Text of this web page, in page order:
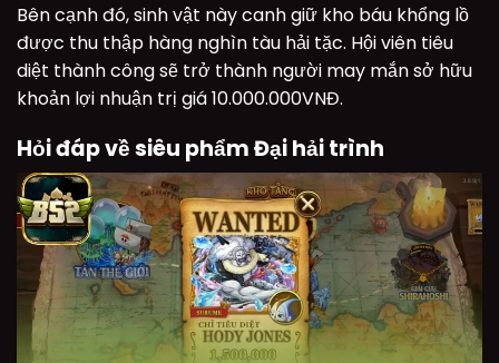
Bên cạnh đó, sinh vật này canh giữ kho báu khổng lồ
được thu thập hàng nghìn tàu hải tặc. Hội viên tiêu
diệt thành công sẽ trở thành người may mắn sở hữu
khoản lợi nhuận trị giá 10.000.000VNĐ.
Hỏi đáp về siêu phẩm Đại hải trình